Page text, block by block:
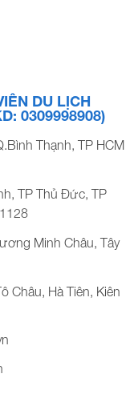
DU LỊCH
0309998908)
Thạnh, TP HCM
TP Thủ Đức, TP
Minh Châu, Tây
Châu, Hà Tiên, Kiên